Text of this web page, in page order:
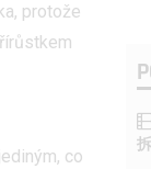
protože
co